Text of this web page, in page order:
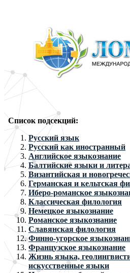
Список подсекций:
Русский язык
Русский как иностранный
Английское языкознание
Балтийские языки и
Византийская и
Германская и кельтская
Иберо-романское
Классическая филология
Немецкое языкознание
Романское языкознание
Славянская филология
Финно-угорское
Французское языкознание
Жизнь языка,
искусственные языки